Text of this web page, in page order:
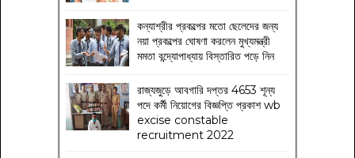
কন্যাশ্রীর প্রকল্পের মতো ছেলেদের জন্য
নয়া প্রকল্পের ঘোষণা করলেন মুখ্যমন্ত্রী
মমতা বন্দ্যোপাধ্যায় বিস্তারিত পড়ে নিন
রাজ্যজুড়ে আবগারি দপ্তর 4653 শূন্য
পদে কর্মী নিয়োগের বিজ্ঞপ্তি প্রকাশ wb
excise constable
recruitment 2022